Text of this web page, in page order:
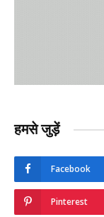
हमसे जुड़ें
Facebook
Pinterest